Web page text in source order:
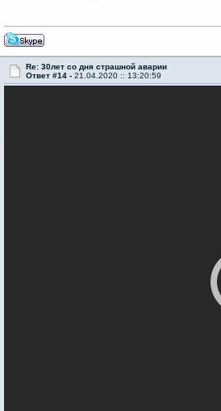
Re: 30лет со дня страшной аварии
Ответ #14 - 21.04.2020 :: 13:20:59